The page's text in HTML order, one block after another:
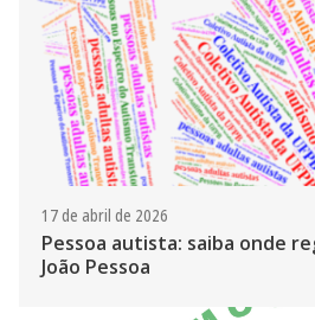
17 de abril de 2026
Pessoa autista: saiba onde
João Pessoa